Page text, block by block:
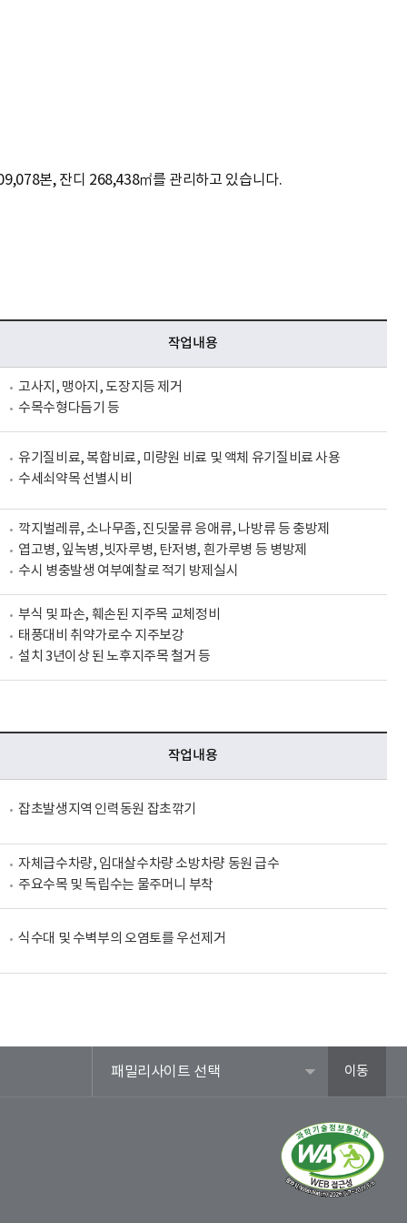
본, 잔디 268,438㎡를 관리하고 있습니다.
작업내용
고사지, 맹아지, 도장지등 제거
수목수형다듬기 등
유기질비료, 복합비료, 미량원 비료 및 액체 유기질비료 사용
수세쇠약목 선별시비
깍지벌레류, 소나무좀, 진딧물류 응애류, 나방류 등 충방제
엽고병, 잎녹병,빗자루병, 탄저병, 흰가루병 등 병방제
수시 병충발생 여부예찰로 적기 방제실시
부식 및 파손, 훼손된 지주목 교체정비
태풍대비 취약가로수 지주보강
설치 3년이상 된 노후지주목 철거 등
작업내용
잡초발생지역 인력동원 잡초깎기
자체급수차량, 임대살수차량 소방차량 동원 급수
주요수목 및 독립수는 물주머니 부착
식수대 및 수벽부의 오염토를 우선제거